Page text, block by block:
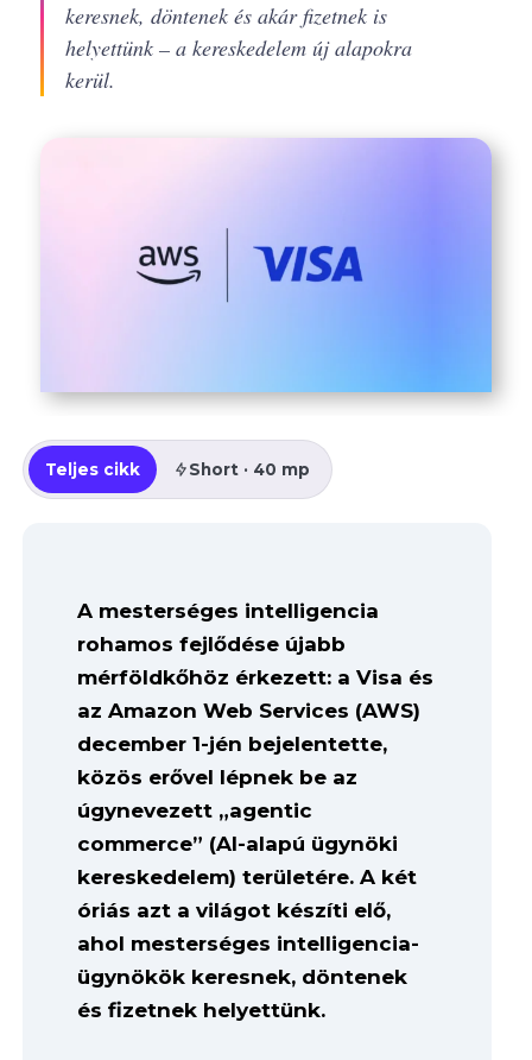
keresnek, döntenek és akár fizetnek is
helyettünk – a kereskedelem új alapokra
kerül.
Teljes cikk Short · 40 mp
A mesterséges intelligencia
rohamos fejlődése újabb
mérföldkőhöz érkezett: a Visa és
az Amazon Web Services (AWS)
december 1-jén bejelentette,
közös erővel lépnek be az
úgynevezett „agentic
commerce” (AI-alapú ügynöki
kereskedelem) területére. A két
óriás azt a világot készíti elő,
ahol mesterséges intelligencia-
ügynökök keresnek, döntenek
és fizetnek helyettünk.